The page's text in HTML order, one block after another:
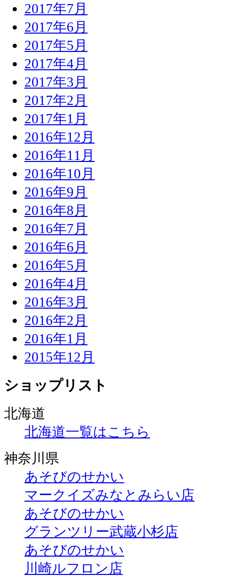
2017年7月
2017年6月
2017年5月
2017年4月
2017年3月
2017年2月
2017年1月
2016年12月
2016年11月
2016年10月
2016年9月
2016年8月
2016年7月
2016年6月
2016年5月
2016年4月
2016年3月
2016年2月
2016年1月
2015年12月
ショップリスト
北海道
北海道一覧はこちら
神奈川県
あそびのせかい
マークイズみなとみらい店
あそびのせかい
グランツリー武蔵小杉店
あそびのせかい
川崎ルフロン店